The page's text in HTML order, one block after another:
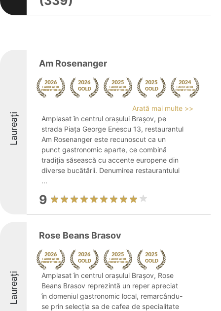
Laureați
Am Rosenanger
Arată mai multe >>
Amplasat în centrul orașului Brașov, pe
strada Piața George Enescu 13, restaurantul
Am Rosenanger este recunoscut ca un
punct gastronomic aparte, ce combină
tradiția săsească cu accente europene din
diverse bucătării. Denumirea restaurantului
...
9
Laureați
Rose Beans Brasov
Amplasat în centrul orașului Brașov, Rose
Beans Brasov reprezintă un reper apreciat
în domeniul gastronomic local, remarcându-
se prin selecția sa de cafea de specialitate